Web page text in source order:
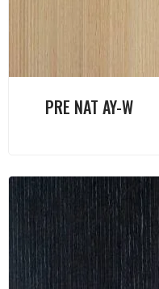
PRE NAT AY-W